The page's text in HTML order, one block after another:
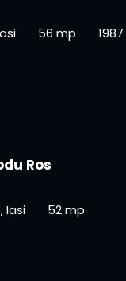
56 mp 1987
Ros
Iasi 52 mp